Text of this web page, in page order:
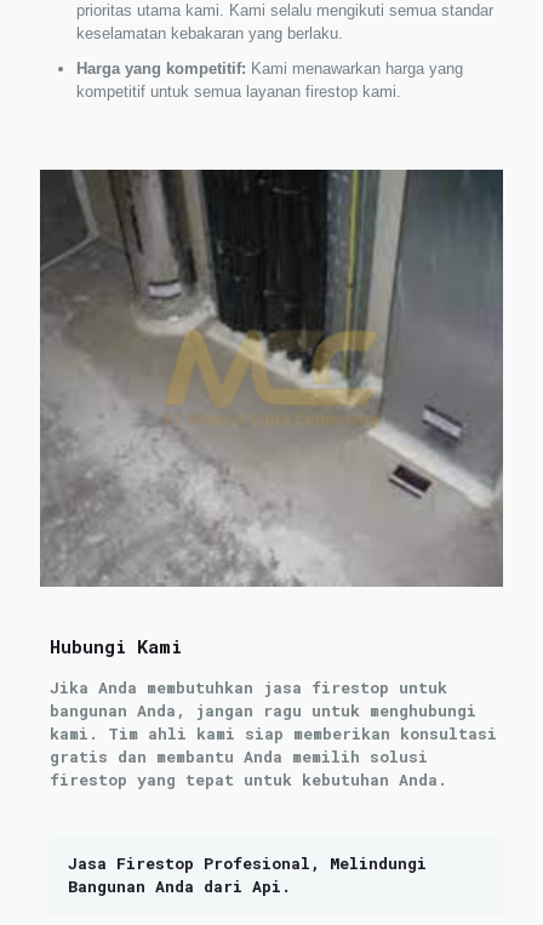
prioritas utama kami. Kami selalu mengikuti semua standar
keselamatan kebakaran yang berlaku.
Harga yang kompetitif: Kami menawarkan harga yang
kompetitif untuk semua layanan firestop kami.
Hubungi Kami
Jika Anda membutuhkan jasa firestop untuk
bangunan Anda, jangan ragu untuk menghubungi
kami. Tim ahli kami siap memberikan konsultasi
gratis dan membantu Anda memilih solusi
firestop yang tepat untuk kebutuhan Anda.
Jasa Firestop Profesional, Melindungi
Bangunan Anda dari Api.